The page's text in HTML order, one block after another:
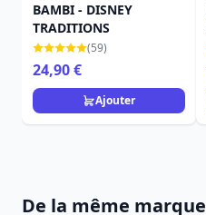
BAMBI - DISNEY
TRADITIONS
(59)
24,90 €
Ajouter
De la même marque